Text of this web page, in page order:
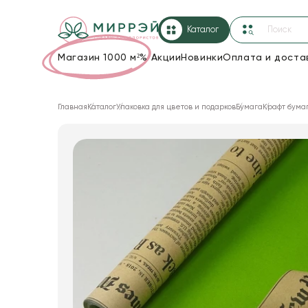
Каталог
Магазин 1000 м²%Акции НовинкиОплата и
Корзины и плетеные изделия
Товары для флористов
Главная КаталогУпаковка для цветов и подарковБумага Крафт